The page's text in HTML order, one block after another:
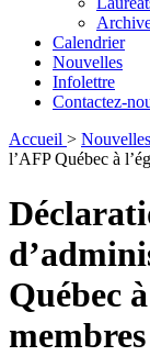
Calendrier
Nouvelles
Infolettre
Contactez-
Accueil > Nouvelles
l’AFP Québec à
Québec
membres